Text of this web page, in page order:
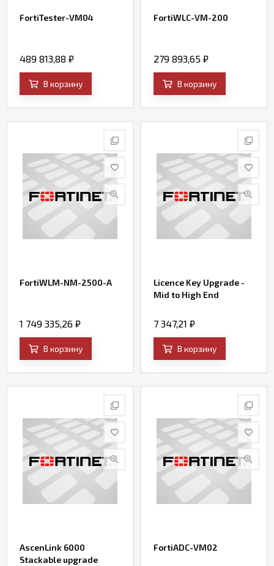
FortiTester-VM04
489 813,88 ₽
В корзину
FortiWLC-VM-200
279 893,65 ₽
В корзину
FortiWLM-NM-2500-A
1 749 335,26 ₽
В корзину
Licence Key Upgrade -
Mid to High End
7 347,21 ₽
В корзину
AscenLink 6000
Stackable upgrade
FortiADC-VM02